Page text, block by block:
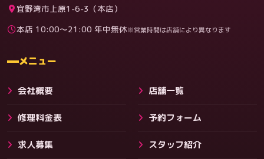
料金
宜野湾市上原1-6-3（本店）
本店 10:00〜21:00 年中無休※営業時間は店舗により異なります
メニュー
会社概要 店舗一覧
修理料金表 予約フォーム
求人募集 スタッフ紹介